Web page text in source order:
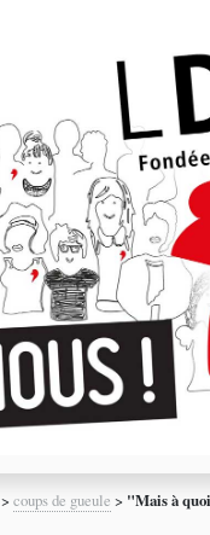
>coups de gueule > "Mais à